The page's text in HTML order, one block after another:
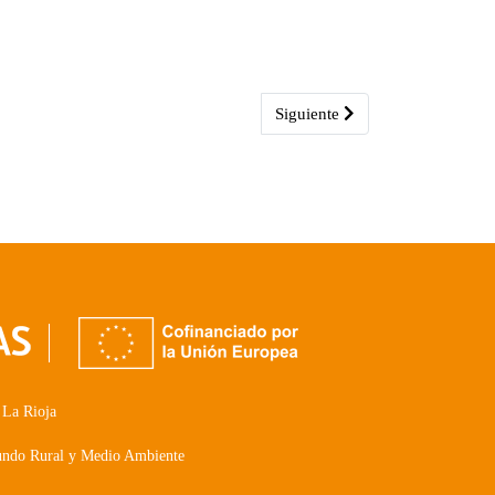
Artículo siguiente: Dorado
Siguiente
Rioja
Rural y Medio Ambiente